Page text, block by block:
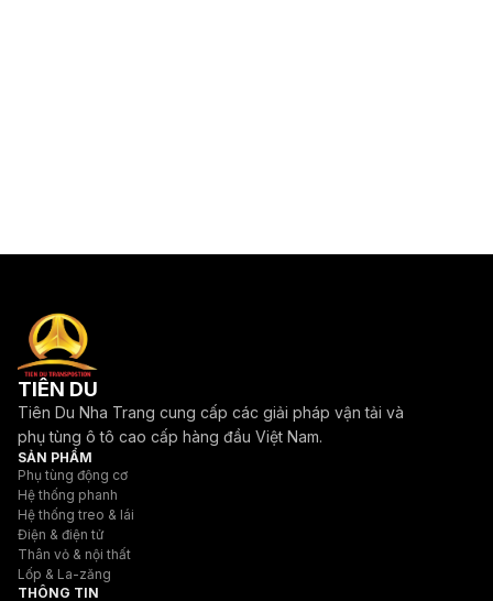
TIÊN DU
Tiên Du Nha Trang cung cấp các giải pháp vận tải và
phụ tùng ô tô cao cấp hàng đầu Việt Nam.
SẢN PHẨM
Phụ tùng động cơ
Hệ thống phanh
Hệ thống treo & lái
Điện & điện tử
Thân vỏ & nội thất
Lốp & La-zăng
THÔNG TIN